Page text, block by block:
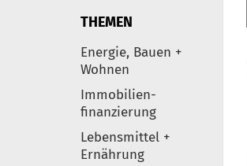
Elemente
THEMEN
Energie, Bauen +
Wohnen
Immobilien-
finanzierung
Lebensmittel +
Ernährung